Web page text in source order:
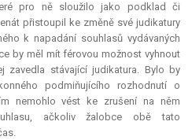
pro ně sloužilo jako podklad či
přistoupil ke změně své judikatury
k napadání souhlasů vydávaných
by měl mít férovou možnost vyhnout
zavedla stávajícíjudikatura. Bylo by
podmiňujícího rozhodnutí o
nemohlo vést ke zrušení na něm
ačkoliv žalobce obě tato